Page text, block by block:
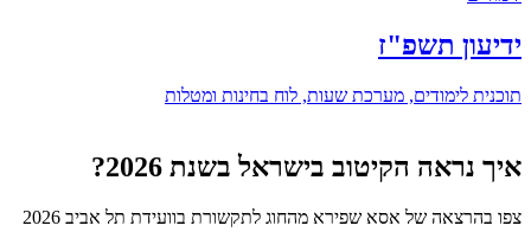
ידיעון תשפ"ז
תוכנית לימודים, מערכת שעות, לוח בחינות ומטלות
איך נראה הקיטוב בישראל בשנת 2026?
צפו בהרצאה של אסא שפירא מהחוג לתקשורת בוועידת תל אביב 2026